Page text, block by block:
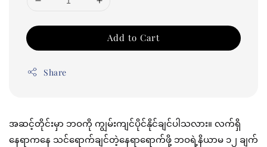
Add to Cart
Share
အဆင့်တိုင်းမှာ ဘဝကို ကျွမ်းကျင်ပိုင်နိုင်ချင်ပါသလား။ လက်ရှိ
နေရာကနေ သင်ရောက်ချင်တဲ့နေရာရောက်ဖို့ ဘဝရဲ့နိယာမ ၁၂ ချက်